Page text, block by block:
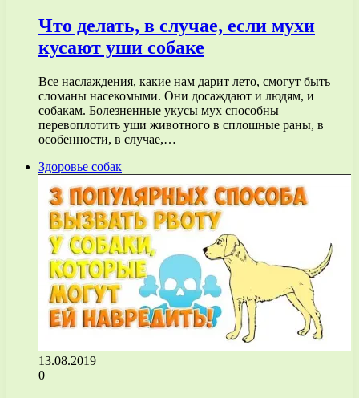
Что делать, в случае, если мухи
кусают уши собаке
Все наслаждения, какие нам дарит лето, смогут быть
сломаны насекомыми. Они досаждают и людям, и
собакам. Болезненные укусы мух способны
перевоплотить уши животного в сплошные раны, в
особенности, в случае,…
Здоровье собак
13.08.2019
0